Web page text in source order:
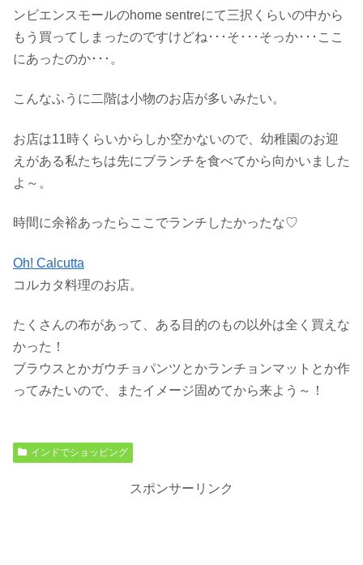
ンビエンスモールのhome sentreにて三択くらいの中から
もう買ってしまったのですけどね･･･そ･･･そっか･･･ここ
にあったのか･･･。
こんなふうに二階は小物のお店が多いみたい。
お店は11時くらいからしか空かないので、幼稚園のお迎
えがある私たちは先にブランチを食べてから向かいました
よ～。
時間に余裕あったらここでランチしたかったな♡
Oh! Calcutta
コルカタ料理のお店。
たくさんの布があって、ある目的のもの以外は全く買えな
かった！
ブラウスとかガウチョパンツとかランチョンマットとか作
ってみたいので、またイメージ固めてから来よう～！
インドでショッピング
スポンサーリンク